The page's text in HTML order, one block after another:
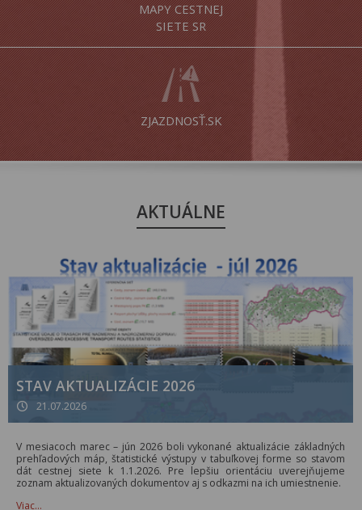
MAPY CESTNEJ
SIETE SR
ZJAZDNOSŤ.SK
AKTUÁLNE
STAV AKTUALIZÁCIE 2026
21.07.2026
V mesiacoch marec – jún 2026 boli vykonané aktualizácie základných
prehľadových máp, štatistické výstupy v tabuľkovej forme so stavom
dát cestnej siete k 1.1.2026. Pre lepšiu orientáciu uverejňujeme
zoznam aktualizovaných dokumentov aj s odkazmi na ich umiestnenie.
Viac…